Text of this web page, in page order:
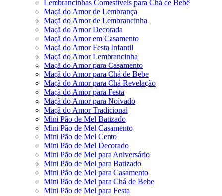
Lembrancinhas Comestíveis para Chá de Bebê
Maçã do Amor de Lembrança
Maçã do Amor de Lembrancinha
Maçã do Amor Decorada
Maçã do Amor em Casamento
Maçã do Amor Festa Infantil
Maçã do Amor Lembrancinha
Maçã do Amor para Casamento
Maçã do Amor para Chá de Bebe
Maçã do Amor para Chá Revelação
Maçã do Amor para Festa
Maçã do Amor para Noivado
Maçã do Amor Tradicional
Mini Pão de Mel Batizado
Mini Pão de Mel Casamento
Mini Pão de Mel Cento
Mini Pão de Mel Decorado
Mini Pão de Mel para Aniversário
Mini Pão de Mel para Batizado
Mini Pão de Mel para Casamento
Mini Pão de Mel para Chá de Bebe
Mini Pão de Mel para Festa